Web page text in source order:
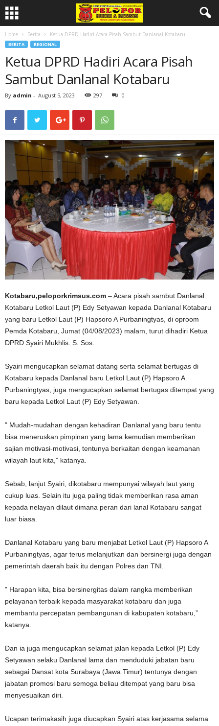
Home Berita Ketua DPRD Hadiri Acara Pisah Sambut Danlanal Kotabaru
BERITA REGIONAL
Ketua DPRD Hadiri Acara Pisah
Sambut Danlanal Kotabaru
By admin - August 5, 2023 297 0
Kotabaru,peloporkrimsus.com – Acara pisah sambut Danlanal
Kotabaru Letkol Laut (P) Edy Setyawan kepada Danlanal Kotabaru
yang baru Letkol Laut (P) Hapsoro A Purbaningtyas, di oproom
Pemda Kotabaru, Jumat (04/08/2023) malam, turut dihadiri Ketua
DPRD Syairi Mukhlis. S. Sos.
Syairi mengucapkan selamat datang serta selamat bertugas di
Kotabaru kepada Danlanal baru Letkol Laut (P) Hapsoro A
Purbaningtyas, juga mengucapkan selamat bertugas ditempat yang
baru kepada Letkol Laut (P) Edy Setyawan.
” Mudah-mudahan dengan kehadiran Danlanal yang baru tentu
bisa meneruskan pimpinan yang lama kemudian memberikan
sajian motivasi-motivasi, tentunya berkaitan dengan keamanan
wilayah laut kita,” katanya.
Sebab, lanjut Syairi, dikotabaru mempunyai wilayah laut yang
cukup luas. Selain itu juga paling tidak memberikan rasa aman
kepada nelayan dilaut dimana peran dari lanal Kotabaru sangat
luar biasa.
Danlanal Kotabaru yang baru menjabat Letkol Laut (P) Hapsoro A
Purbaningtyas, agar terus melanjutkan dan bersinergi juga dengan
pemerintah daerah baik itu dengan Polres dan TNI.
” Harapan kita, bisa bersinergitas dalam rangka memberikan
pelayanan terbaik kepada masyarakat kotabaru dan juga
membantu percepatan pembangunan di kabupaten kotabaru,”
katanya.
Dan ia juga mengucapkan selamat jalan kepada Letkol (P) Edy
Setyawan selaku Danlanal lama dan menduduki jabatan baru
sebagai Dansat kota Surabaya (Jawa Timur) tentunya dengan
jabatan promosi baru semoga beliau ditempat yang baru bisa
menyesuaikan diri.
Ucapan terimakasih juga diucapkan Syairi atas kerjasama selama